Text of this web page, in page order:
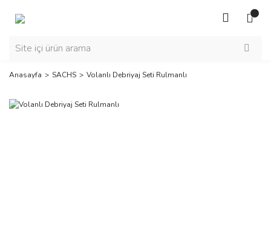
Anasayfa SACHS Volanlı Debriyaj Seti Rulmanlı